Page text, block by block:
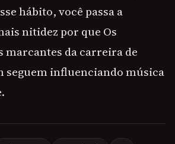
hábito, você passa a
nitidez por que Os
marcantes da carreira de
seguem influenciando música